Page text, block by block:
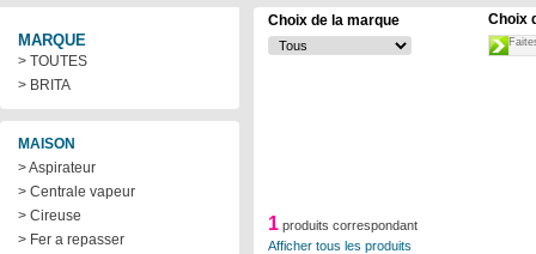
MARQUE
> TOUTES
> BRITA
MAISON
> Aspirateur
> Centrale vapeur
> Cireuse
> Fer a repasser
Choix de la marque Choix
1 produits correspondant
Afficher tous les produits